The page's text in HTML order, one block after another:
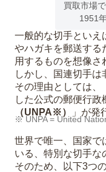
【まとめ】
「福ちゃん
買取市場
1951
一般的な切手といえ
やハガキを郵送する
用するものを想像さ
しかし、国連切手は
その理由としては、
した公式の郵便行政
（UNPA※）
」が発
※ UNPA = United
世界で唯一、国家で
いる、特別な切手な
そのため、以下3つ